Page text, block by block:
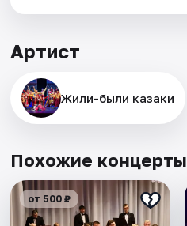
Артист
Жили-были казаки
Похожие концерты
от 500 ₽